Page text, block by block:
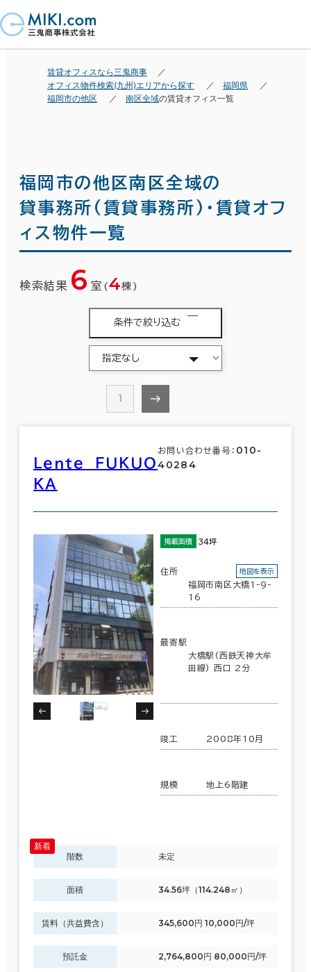
賃貸オフィスなら三鬼商事
オフィス物件検索(九州)エリアから探す
福岡県
福岡市の他区
南区全域の賃貸オフィス一覧
福岡市の他区南区全域の
貸事務所(賃貸事務所)・賃貸オフ
ィス物件一覧
検索結果 6 室 (4棟)
条件で絞り込む
1
Ｌｅｎｔｅ ＦＵＫＵＯ
ＫＡ
お問い合わせ番号： 010-
40284
掲載面積 34坪
住所
福岡市南区大橋1-9-
16
地図を表示
最寄駅
大橋駅(西鉄天神大牟
田線) 西口 2分
竣工 2008年10月
規模 地上6階建
階数 未定
面積 34.56坪（114.248㎡）
賃料（共益費含） 345,600円 10,000円/坪
預託金 2,764,800円 80,000円/坪